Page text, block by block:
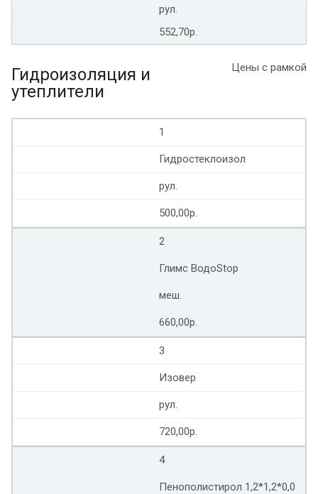
рул.
552,70р.
Цены с рамкой
Гидроизоляция и
утеплители
1
Гидростеклоизол
рул.
500,00р.
2
Глимс ВодоStop
меш.
660,00р.
3
Изовер
рул.
720,00р.
4
Пенополистирол 1,2*1,2*0,0